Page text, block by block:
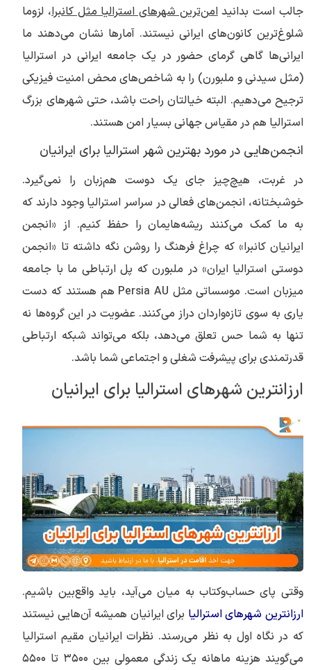
جالب است بدانیدامن‌ترین شهرهای استرالیا مثل کانبرا، لزوما
شلوغ‌ترین کانون‌های ایرانی نیستند. آمارها نشان می‌دهند ما
ایرانی‌ها گاهی گرمای حضور در یک جامعه ایرانی در استرالیا
(مثل سیدنی و ملبورن) را به شاخص‌های محض امنیت فیزیکی
ترجیح می‌دهیم. البته خیالتان راحت باشد، حتی شهرهای بزرگ
استرالیا هم در مقیاس جهانی بسیار امن هستند.
انجمن‌هایی در مورد بهترین شهر استرالیا برای ایرانیان
در غربت، هیچ‌چیز جای یک دوست هم‌زبان را نمی‌گیرد.
خوشبختانه، انجمن‌های فعالی در سراسر استرالیا وجود دارند که
به ما کمک می‌کنند ریشه‌هایمان را حفظ کنیم. از «انجمن
ایرانیان کانبرا» که چراغ فرهنگ را روشن نگه داشته تا «انجمن
دوستی استرالیا ایران» در ملبورن که پل ارتباطی ما با جامعه
میزبان است. موسساتی مثل Persia AU هم هستند که دست
یاری به سوی تازه‌واردان دراز می‌کنند. عضویت در این گروه‌ها نه
تنها به شما حس تعلق می‌دهد، بلکه می‌تواند شبکه ارتباطی
قدرتمندی برای پیشرفت شغلی و اجتماعی شما باشد.
ارزانترین شهرهای استرالیا برای ایرانیان
وقتی پای حساب‌وکتاب به میان می‌آید، باید واقع‌بین باشیم.
ارزانترین شهرهای استرالیا برای ایرانیان همیشه آن‌هایی نیستند
که در نگاه اول به نظر می‌رسند. نظرات ایرانیان مقیم استرالیا
می‌گویند هزینه ماهانه یک زندگی معمولی بین ۳۵۰۰ تا ۵۵۰۰